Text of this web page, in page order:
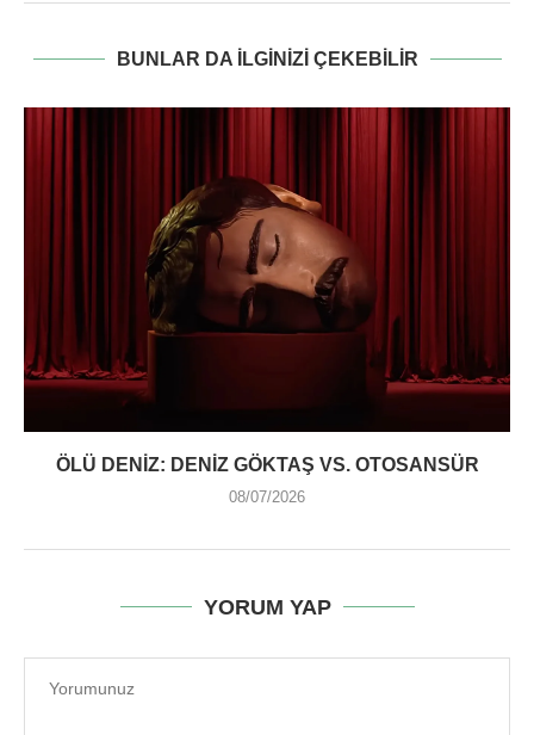
BUNLAR DA ILGINIZI ÇEKEBILIR
ÖLÜ DENIZ: DENIZ GÖKTAŞ VS. OTOSANSÜR
08/07/2026
YORUM YAP